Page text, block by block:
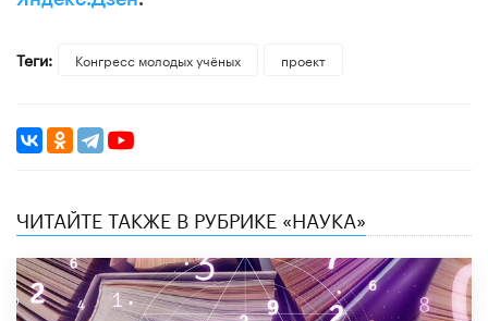
Теги: Конгресс молодых учёных проект
ЧИТАЙТЕ ТАКЖЕ В РУБРИКЕ «НАУКА»